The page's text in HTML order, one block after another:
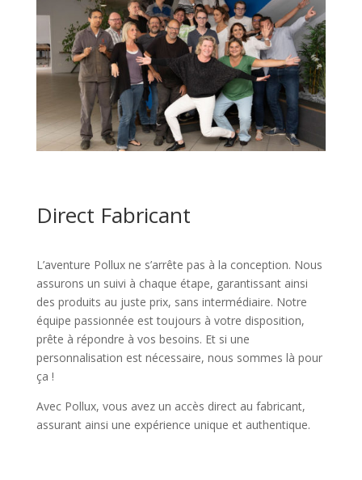
Direct Fabricant
L’aventure Pollux ne s’arrête pas à la conception. Nous
assurons un suivi à chaque étape, garantissant ainsi
des produits au juste prix, sans intermédiaire. Notre
équipe passionnée est toujours à votre disposition,
prête à répondre à vos besoins. Et si une
personnalisation est nécessaire, nous sommes là pour
ça !
Avec Pollux, vous avez un accès direct au fabricant,
assurant ainsi une expérience unique et authentique.